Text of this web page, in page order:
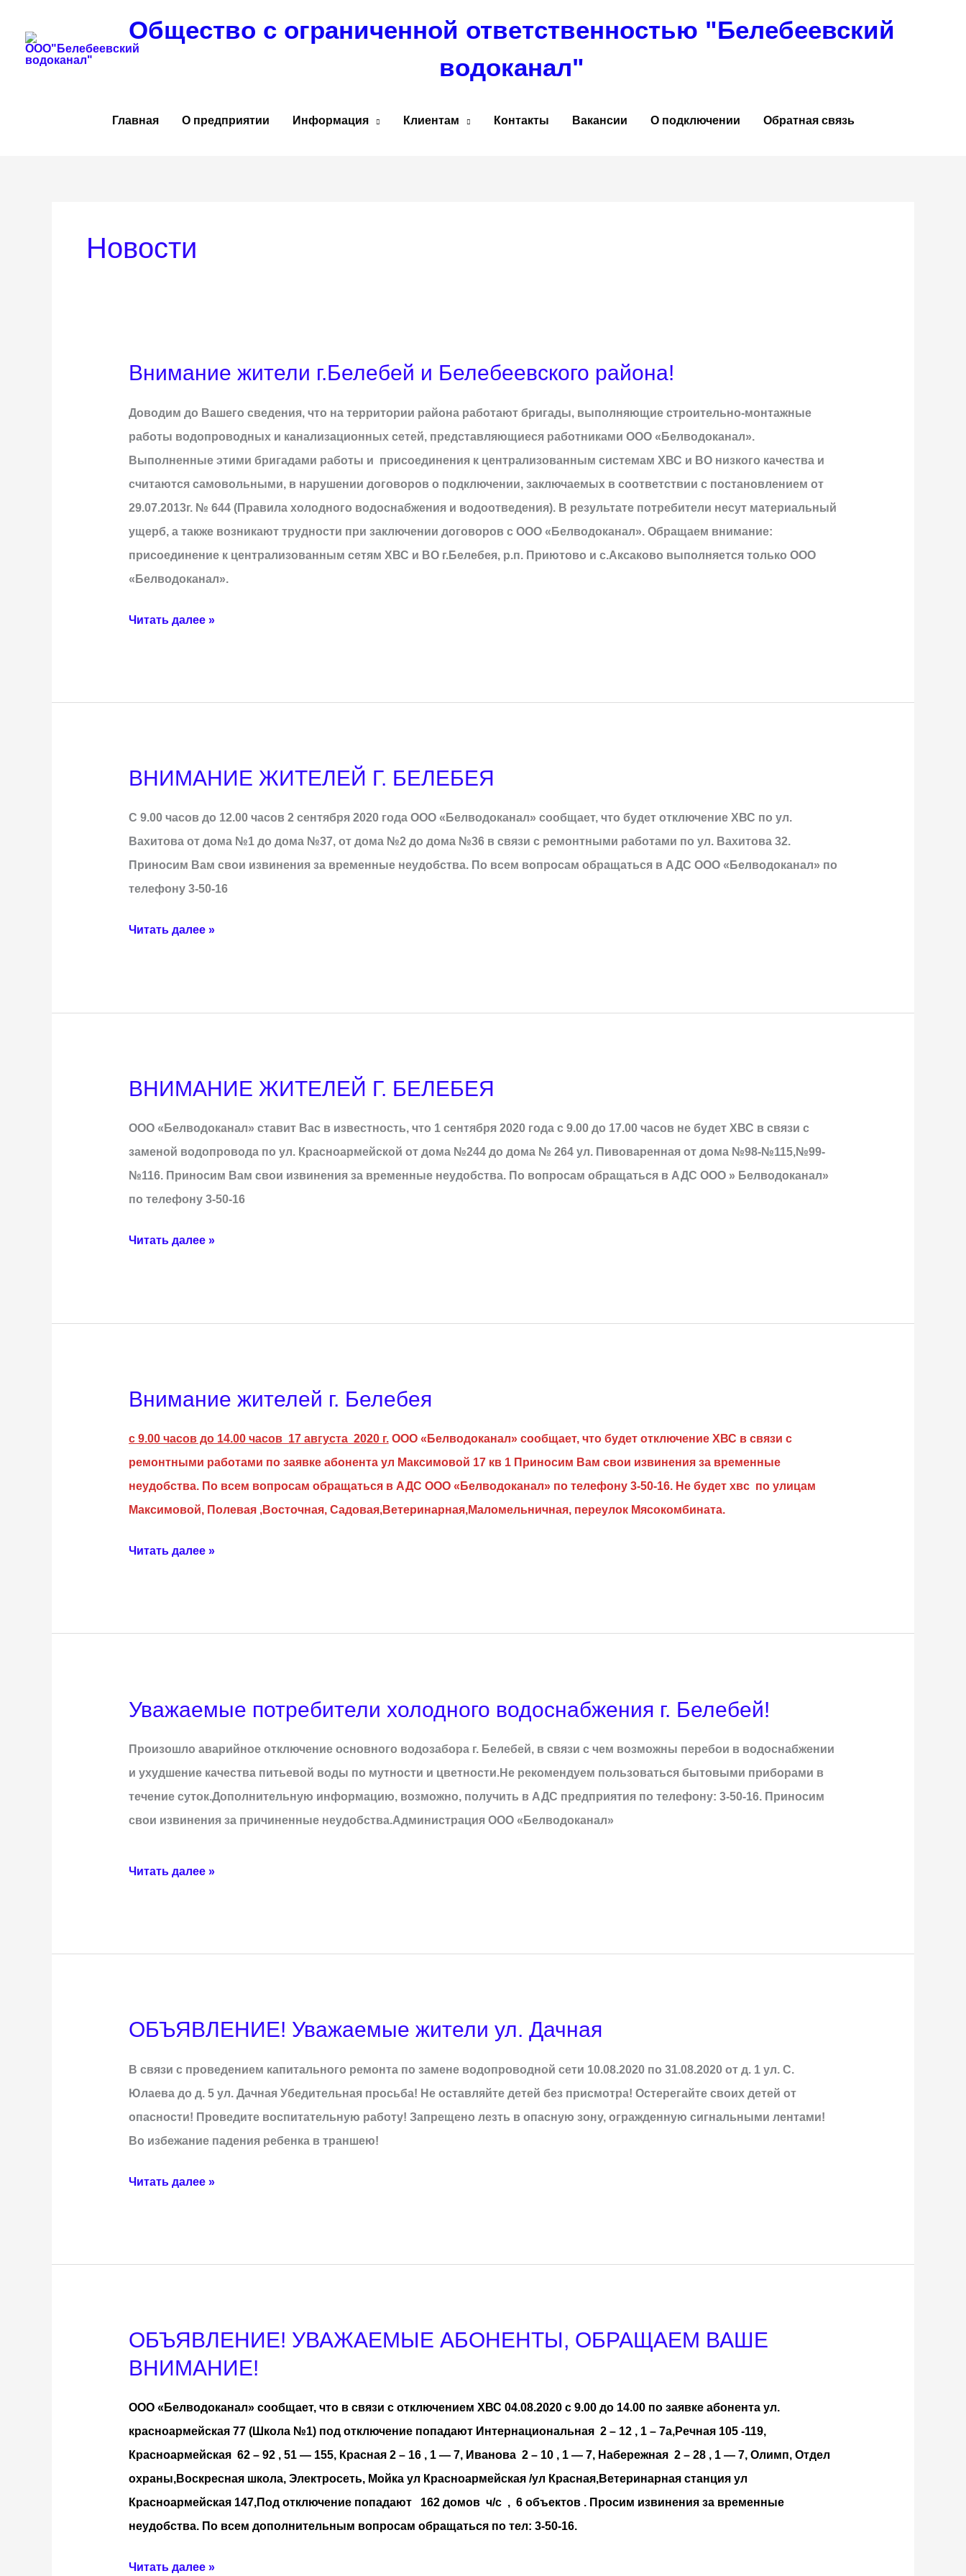
содержимому
Общество с ограниченной ответственностью "Белебеевский
водоканал"
Главная О предприятии Информация Клиентам Контакты Вакансии О подключении Обратная связь
Новости
Внимание жители г.Белебей и Белебеевского района!
Доводим до Вашего сведения, что на территории района работают бригады, выполняющие строительно-монтажные
работы водопроводных и канализационных сетей, представляющиеся работниками ООО «Белводоканал».
Выполненные этими бригадами работы и присоединения к централизованным системам ХВС и ВО низкого качества и
считаются самовольными, в нарушении договоров о подключении, заключаемых в соответствии с постановлением от
29.07.2013г. № 644 (Правила холодного водоснабжения и водоотведения). В результате потребители несут материальный
ущерб, а также возникают трудности при заключении договоров с ООО «Белводоканал». Обращаем внимание:
присоединение к централизованным сетям ХВС и ВО г.Белебея, р.п. Приютово и с.Аксаково выполняется только ООО
«Белводоканал».
Внимание
г.Белебей
и
Белебеевского
района!
Читать далее »
ВНИМАНИЕ ЖИТЕЛЕЙ Г. БЕЛЕБЕЯ
С 9.00 часов до 12.00 часов 2 сентября 2020 года ООО «Белводоканал» сообщает, что будет отключение ХВС по ул.
Вахитова от дома №1 до дома №37, от дома №2 до дома №36 в связи с ремонтными работами по ул. Вахитова 32.
Приносим Вам свои извинения за временные неудобства. По всем вопросам обращаться в АДС ООО «Белводоканал» по
телефону 3-50-16
ВНИМАНИЕ
Г.
БЕЛЕБЕЯ
Читать далее »
ВНИМАНИЕ ЖИТЕЛЕЙ Г. БЕЛЕБЕЯ
ООО «Белводоканал» ставит Вас в известность, что 1 сентября 2020 года с 9.00 до 17.00 часов не будет ХВС в связи с
заменой водопровода по ул. Красноармейской от дома №244 до дома № 264 ул. Пивоваренная от дома №98-№115,№99-
№116. Приносим Вам свои извинения за временные неудобства. По вопросам обращаться в АДС ООО » Белводоканал»
по телефону 3-50-16
ВНИМАНИЕ
Г.
БЕЛЕБЕЯ
Читать далее »
Внимание жителей г. Белебея
с 9.00 часов до 14.00 часов 17 августа 2020 г. ООО «Белводоканал» сообщает, что будет отключение ХВС в связи с
ремонтными работами по заявке абонента ул Максимовой 17 кв 1 Приносим Вам свои извинения за временные
неудобства. По всем вопросам обращаться в АДС ООО «Белводоканал» по телефону 3-50-16. Не будет хвс по улицам
Максимовой, Полевая ,Восточная, Садовая,Ветеринарная,Маломельничная, переулок Мясокомбината.
Внимание
г.
Белебея
Читать далее »
Уважаемые потребители холодного водоснабжения г. Белебей!
Произошло аварийное отключение основного водозабора г. Белебей, в связи с чем возможны перебои в водоснабжении
и ухудшение качества питьевой воды по мутности и цветности.Не рекомендуем пользоваться бытовыми приборами в
течение суток.Дополнительную информацию, возможно, получить в АДС предприятия по телефону: 3-50-16. Приносим
свои извинения за причиненные неудобства.Администрация ООО «Белводоканал»
Уважаемые
холодного
водоснабжения
г.
Белебей!
Читать далее »
ОБЪЯВЛЕНИЕ! Уважаемые жители ул. Дачная
В связи с проведением капитального ремонта по замене водопроводной сети 10.08.2020 по 31.08.2020 от д. 1 ул. С.
Юлаева до д. 5 ул. Дачная Убедительная просьба! Не оставляйте детей без присмотра! Остерегайте своих детей от
опасности! Проведите воспитательную работу! Запрещено лезть в опасную зону, огражденную сигнальными лентами!
Во избежание падения ребенка в траншею!
ОБЪЯВЛЕНИЕ!
жители
ул.
Дачная
Читать далее »
ОБЪЯВЛЕНИЕ! УВАЖАЕМЫЕ АБОНЕНТЫ, ОБРАЩАЕМ ВАШЕ
ВНИМАНИЕ!
ООО «Белводоканал» сообщает, что в связи с отключением ХВС 04.08.2020 с 9.00 до 14.00 по заявке абонента ул.
красноармейская 77 (Школа №1) под отключение попадают Интернациональная 2 – 12 , 1 – 7а,Речная 105 -119,
Красноармейская 62 – 92 , 51 — 155, Красная 2 – 16 , 1 — 7, Иванова 2 – 10 , 1 — 7, Набережная 2 – 28 , 1 — 7, Олимп, Отдел
охраны,Воскресная школа, Электросеть, Мойка ул Красноармейская /ул Красная,Ветеринарная станция ул
Красноармейская 147,Под отключение попадают 162 домов ч/с , 6 объектов . Просим извинения за временные
неудобства. По всем дополнительным вопросам обращаться по тел: 3-50-16.
ОБЪЯВЛЕНИЕ!
УВАЖАЕМЫЕ
ОБРАЩАЕМ
ВАШЕ
ВНИМАНИЕ!
Читать далее »